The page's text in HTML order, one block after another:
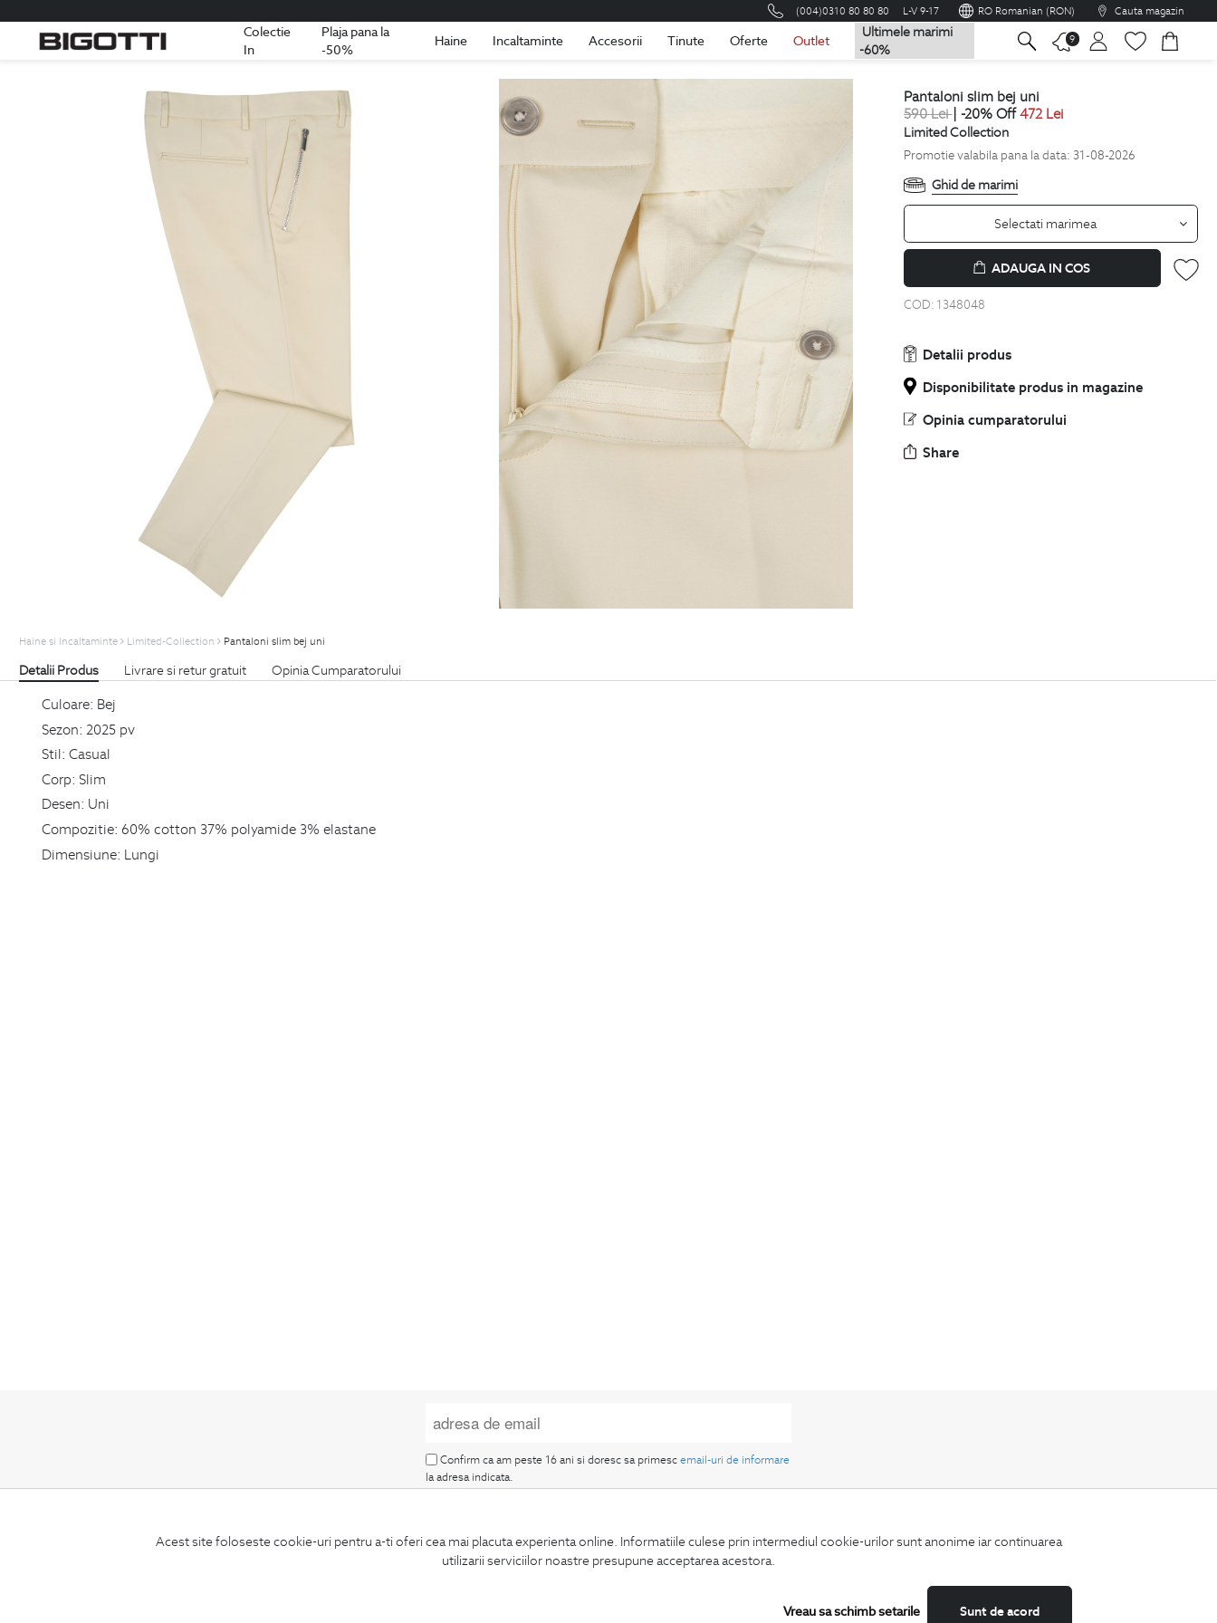
Acest site foloseste cookie-uri pentru a-ti oferi cea mai placuta experienta online. Informatiile culese prin intermediul cookie-urilor sunt anonime iar continuarea
utilizarii serviciilor noastre presupune acceptarea acestora.
Sunt de acord
Vreau sa schimb setarile
(004)0310 80 80 80 L-V 9-17 RO Romanian (RON) Cauta magazin
Colectie
In
Plaja pana la
-50%
Haine Incaltaminte Accesorii Tinute Oferte Outlet
Ultimele marimi
-60%
9
Romania Romana
pantaloni slim bej uni
590Lei| -20% Off 472 Lei
Limited Collection
Promotie valabila pana la data: 31-08-2026
Ghid de marimi
Selectati marimea
ADAUGA IN COS
COD: 1348048
Detalii produs
Disponibilitate produs in magazine
Opinia cumparatorului
Share
Haine si Incaltaminte Limited-Collection Pantaloni slim bej uni
Detalii Produs Livrare si retur gratuit Opinia Cumparatorului
Culoare: Bej
Sezon: 2025 pv
Stil: Casual
Corp: Slim
Desen: Uni
Compozitie: 60% cotton 37% polyamide 3% elastane
Dimensiune: Lungi
ABONEAZA-TE
LA NEWSLETTER
Confirm ca am peste 16 ani si doresc sa primescemail-uri de informare
la adresa indicata.